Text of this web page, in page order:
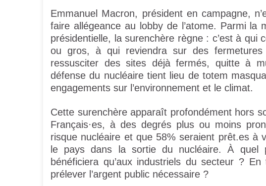
Emmanuel Macron, président en campagne,
faire allégeance au lobby de l’atome. Parmi la
présidentielle, la surenchère règne : c’est à qui
ou gros, à qui reviendra sur des
ressusciter des sites déjà fermés, quitte à
défense du nucléaire tient lieu de totem
engagements sur l’environnement et le climat.
Cette surenchère apparaît profondément hors
Français·es, à des degrés plus ou moins
risque nucléaire et que 58% seraient prêt.es à
le pays dans la sortie du nucléaire. À
bénéficiera qu’aux industriels du secteur ?
prélever l’argent public nécessaire ?